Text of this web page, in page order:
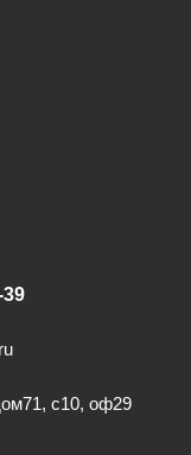
39
с10, оф29